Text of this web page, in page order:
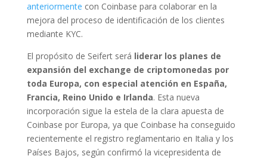
anteriormente con Coinbase para colaborar en la
mejora del proceso de identificación de los clientes
mediante KYC.
El propósito de Seifert será liderar los planes de
expansión del exchange de criptomonedas por
toda Europa, con especial atención en España,
Francia, Reino Unido e Irlanda. Esta nueva
incorporación sigue la estela de la clara apuesta de
Coinbase por Europa, ya que Coinbase ha conseguido
recientemente el registro reglamentario en Italia y los
Países Bajos, según confirmó la vicepresidenta de